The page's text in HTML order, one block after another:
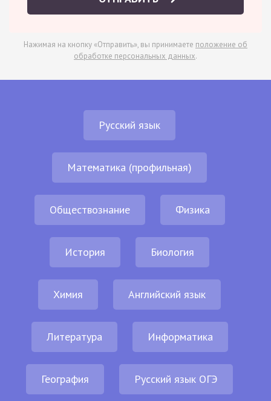
Нажимая на кнопку «Отправить», вы принимаете положение об
обработке персональных данных.
Русский язык
Математика (профильная)
Обществознание Физика
История Биология
Химия Английский язык
Литература Информатика
География Русский язык ОГЭ